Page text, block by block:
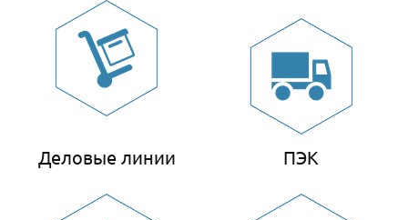
Деловые линии ПЭК